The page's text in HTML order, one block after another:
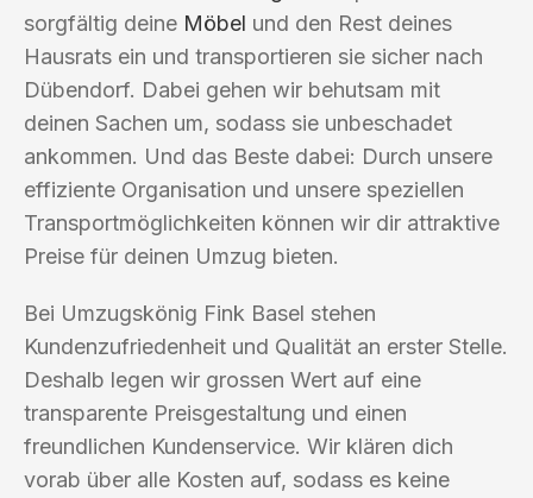
sorgfältig deine Möbel und den Rest deines
Hausrats ein und transportieren sie sicher nach
Dübendorf. Dabei gehen wir behutsam mit
deinen Sachen um, sodass sie unbeschadet
ankommen. Und das Beste dabei: Durch unsere
effiziente Organisation und unsere speziellen
Transportmöglichkeiten können wir dir attraktive
Preise für deinen Umzug bieten.
Bei Umzugskönig Fink Basel stehen
Kundenzufriedenheit und Qualität an erster Stelle.
Deshalb legen wir grossen Wert auf eine
transparente Preisgestaltung und einen
freundlichen Kundenservice. Wir klären dich
vorab über alle Kosten auf, sodass es keine